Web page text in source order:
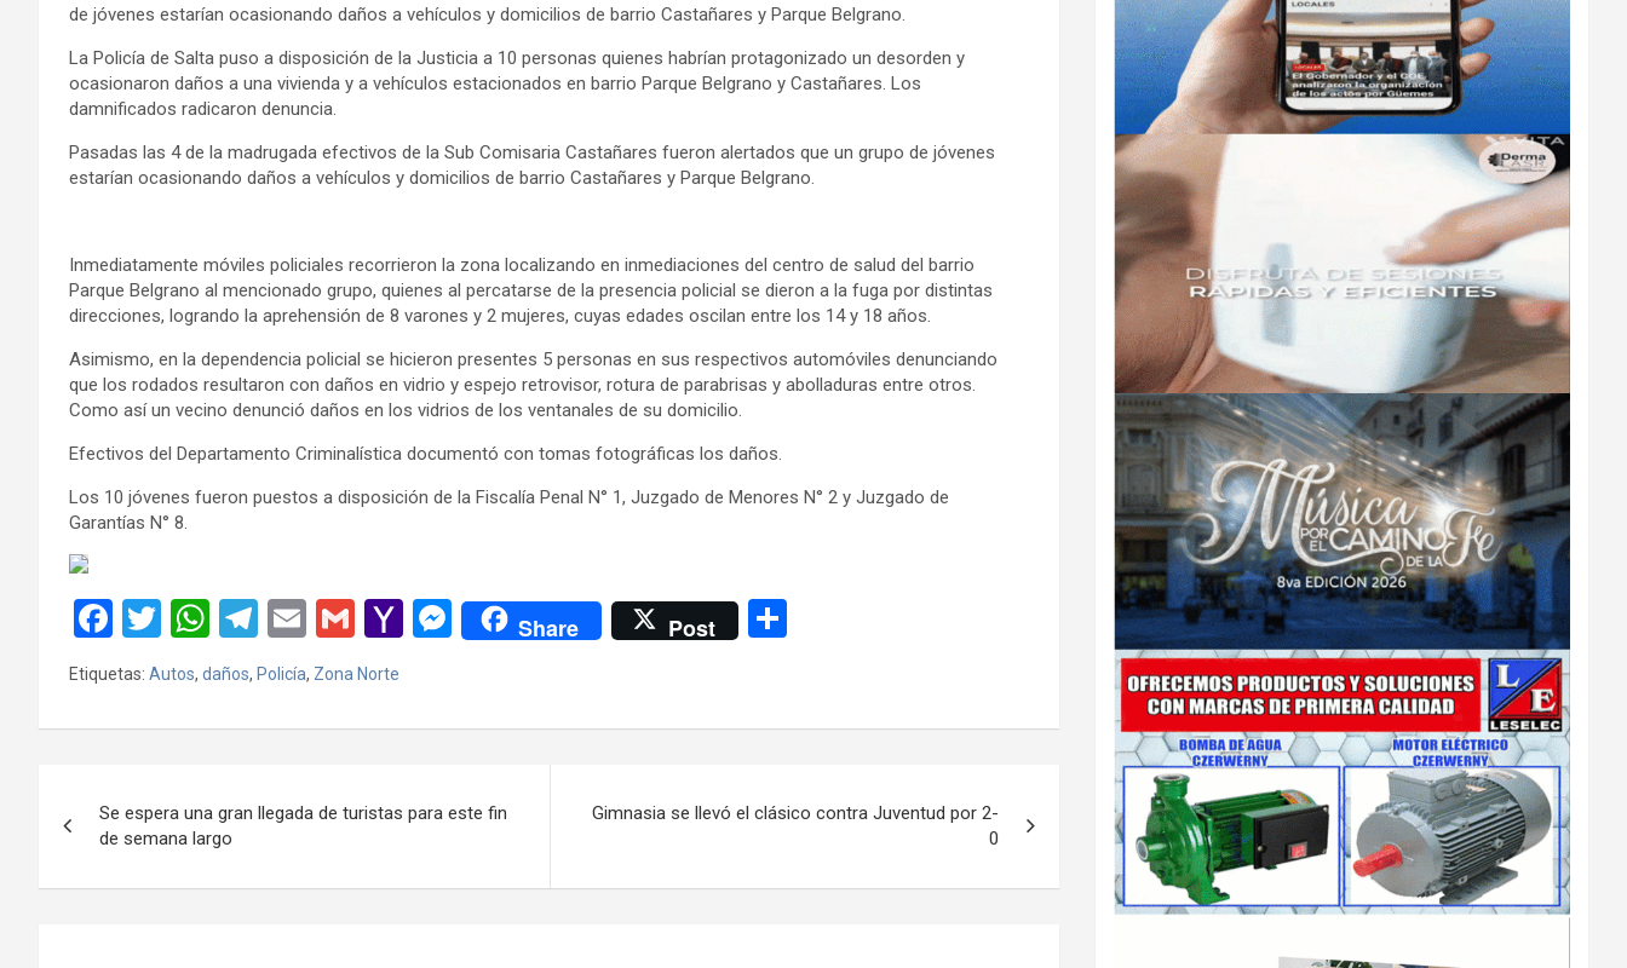
de jóvenes estarían ocasionando daños a vehículos y domicilios de barrio Castañares y Parque Belgrano.
La Policía de Salta puso a disposición de la Justicia a 10 personas quienes habrían protagonizado un desorden y
ocasionaron daños a una vivienda y a vehículos estacionados en barrio Parque Belgrano y Castañares. Los
damnificados radicaron denuncia.
Pasadas las 4 de la madrugada efectivos de la Sub Comisaria Castañares fueron alertados que un grupo de jóvenes
estarían ocasionando daños a vehículos y domicilios de barrio Castañares y Parque Belgrano.
Inmediatamente móviles policiales recorrieron la zona localizando en inmediaciones del centro de salud del barrio
Parque Belgrano al mencionado grupo, quienes al percatarse de la presencia policial se dieron a la fuga por distintas
direcciones, logrando la aprehensión de 8 varones y 2 mujeres, cuyas edades oscilan entre los 14 y 18 años.
Asimismo, en la dependencia policial se hicieron presentes 5 personas en sus respectivos automóviles denunciando
que los rodados resultaron con daños en vidrio y espejo retrovisor, rotura de parabrisas y abolladuras entre otros.
Como así un vecino denunció daños en los vidrios de los ventanales de su domicilio.
Efectivos del Departamento Criminalística documentó con tomas fotográficas los daños.
Los 10 jóvenes fueron puestos a disposición de la Fiscalía Penal N° 1, Juzgado de Menores N° 2 y Juzgado de
Garantías N° 8.
F
a
ce
b
o
k
T
wi
tt
er
W
h
at
s
p
p
T
el
e
gr
m
E
m
ail
G
m
ail
Y
o
M
M
n
er
Share Post
p
tir
Etiquetas: Autos, daños, Policía, Zona Norte
de
entradas
Se espera una gran llegada de turistas para este fin
de semana largo
Gimnasia se llevó el clásico contra Juventud por 2-
0